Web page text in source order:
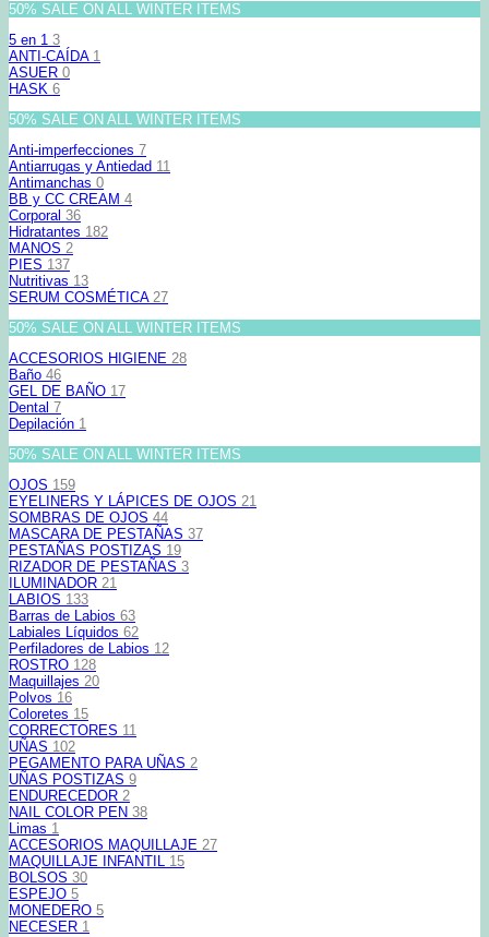
50% SALE ON ALL WINTER ITEMS
5 en 1 3
ANTI-CAÍDA 1
ASUER 0
HASK 6
50% SALE ON ALL WINTER ITEMS
Anti-imperfecciones 7
Antiarrugas y Antiedad 11
Antimanchas 0
BB y CC CREAM 4
Corporal 36
Hidratantes 182
MANOS 2
PIES 137
Nutritivas 13
SERUM COSMÉTICA 27
50% SALE ON ALL WINTER ITEMS
ACCESORIOS HIGIENE 28
Baño 46
GEL DE BAÑO 17
Dental 7
Depilación 1
50% SALE ON ALL WINTER ITEMS
OJOS 159
EYELINERS Y LÁPICES DE OJOS 21
SOMBRAS DE OJOS 44
MASCARA DE PESTAÑAS 37
PESTAÑAS POSTIZAS 19
RIZADOR DE PESTAÑAS 3
ILUMINADOR 21
LABIOS 133
Barras de Labios 63
Labiales Líquidos 62
Perfiladores de Labios 12
ROSTRO 128
Maquillajes 20
Polvos 16
Coloretes 15
CORRECTORES 11
UÑAS 102
PEGAMENTO PARA UÑAS 2
UÑAS POSTIZAS 9
ENDURECEDOR 2
NAIL COLOR PEN 38
Limas 1
ACCESORIOS MAQUILLAJE 27
MAQUILLAJE INFANTIL 15
BOLSOS 30
ESPEJO 5
MONEDERO 5
NECESER 1